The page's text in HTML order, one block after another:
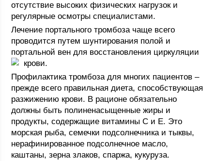
отсутствие высоких физических нагрузок и
регулярные осмотры специалистами.
Лечение портального тромбоза чаще всего
проводится путем шунтирования полой и
портальной вен для восстановления циркуляции
крови.
Профилактика тромбоза для многих пациентов –
прежде всего правильная диета, способствующая
разжижению крови. В рационе обязательно
должны быть полиненасыщенные жиры и
продукты, содержащие витамины С и Е. Это
морская рыба, семечки подсолнечника и тыквы,
нерафинированное подсолнечное масло,
каштаны, зерна злаков, спаржа, кукуруза.